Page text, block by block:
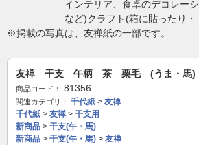
インテリア、食卓のデコレーショ
など)クラフト(箱に貼ったり・・
※掲載の写真は、友禅紙の一部です。
友禅 干支 午柄 茶 栗毛 (うま・馬)
商品コード： 81356
関連カテゴリ： 千代紙 > 友禅
千代紙 > 友禅 > 干支用
新商品 > 干支(午・馬)
新商品 > 干支(午・馬) > 友禅